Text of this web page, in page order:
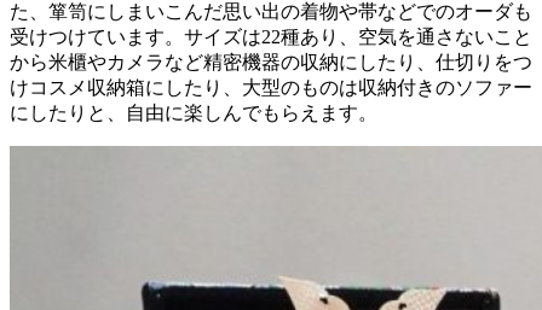
た、箪笥にしまいこんだ思い出の着物や帯などでのオーダも
受けつけています。サイズは22種あり、空気を通さないこと
から米櫃やカメラなど精密機器の収納にしたり、仕切りをつ
けコスメ収納箱にしたり、大型のものは収納付きのソファー
にしたりと、自由に楽しんでもらえます。